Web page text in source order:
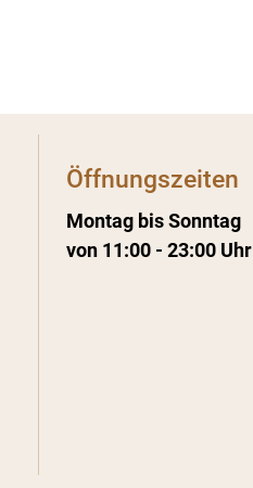
Öffnungszeiten
Montag bis Sonntag
von 11:00 - 23:00 Uhr